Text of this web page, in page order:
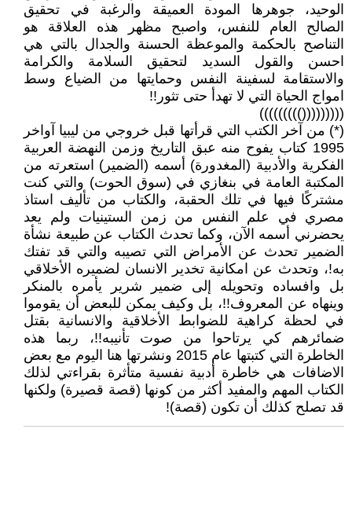
الوحيد، جوهرها المودة العميقة والرغبة في تحقيق
الصالح العام للنفس، واصبح مظهر هذه العلاقة هو
التناصح بالحكمة والموعظة الحسنة والجدال بالتي هي
احسن والقول السديد لتحقيق السلامة والكرامة
والاستقامة لسفينة النفس وحمايتها من الضياع وسط
امواج الحياة التي لا تهدأ حتى تثور!!
((((((((()))))))))
(*) من آخر الكتب التي قرأتها قبل خروجي من ليبيا آواخر
1995 كتاب يفوح منه عبق التاريخ وزمن النهضة العربية
الفكرية والأدبية (المغدورة) أسمه (الضمير) استعرته من
المكتبة العامة في بنغازي في (سوق الحوت) والتي كنت
مشتركًا فيها في تلك الحقبة، والكتاب من تأليف استاذ
مصري في علم النفس من زمن الستينيات ولم يعد
يحضرني أسمه الآن، وكما تحدث الكتاب عن طبيعة نشأة
الضمير تحدث عن الأمراض التي تصيبه والتي قد تفتك
به!، وتحدث عن امكانية تخدير الانسان لضميره الأخلاقي
بل وافساده وتحويله إلى ضمير شرير يأمره بالمنكر
وينهاه عن المعروف!!، بل وكيف يمكن للبعض أن يقوموا
في لحظة كراهية للضوابط الأخلاقية والانسانية بقتل
ضمائرهم كي يرتاحوا من صوت تأنيبه!!، ربما هذه
الخاطرة التي كتبتها عام 2015 ونشرتها هنا اليوم مع بعض
الاضافات هي خاطرة أدبية نفسية متأثرة بقراءتي لذلك
الكتاب المهم والمفيد أكثر من كونها (قصة قصيرة) ولكنها
قد تصلح كذلك أن تكون (قصة)!